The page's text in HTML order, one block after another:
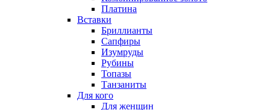
Платина
Вставки
Бриллианты
Сапфиры
Изумруды
Рубины
Топазы
Танзаниты
Для кого
Для женщин